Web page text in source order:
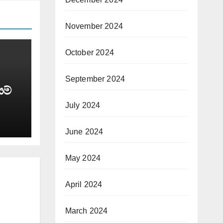
November 2024
October 2024
September 2024
July 2024
June 2024
May 2024
April 2024
March 2024